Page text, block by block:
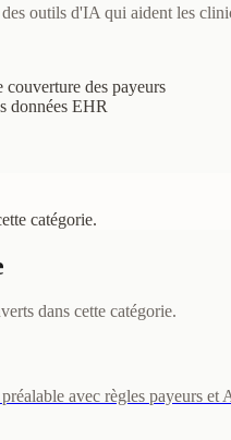
outils d'IA qui aident les
couverture des payeurs
données EHR
catégorie.
dans cette catégorie.
avec règles payeurs et